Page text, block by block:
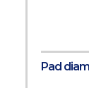
Pad